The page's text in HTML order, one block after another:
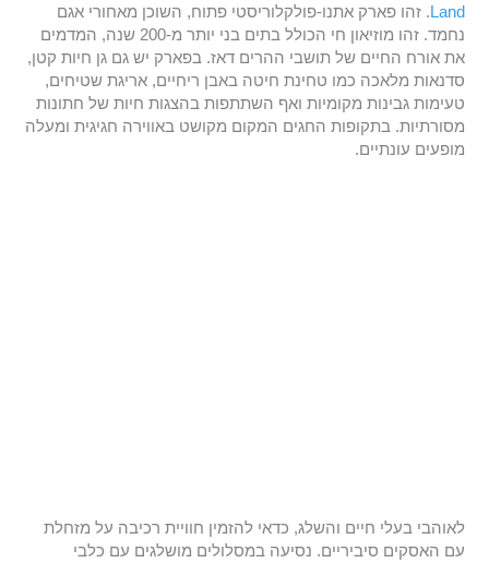
Land . זהו פארק אתנו-פולקלוריסטי פתוח, השוכן מאחורי אגם
נחמד. זהו מוזיאון חי הכולל בתים בני יותר מ-200 שנה, המדמים
את אורח החיים של תושבי ההרים דאז. בפארק יש גם גן חיות קטן,
סדנאות מלאכה כמו טחינת חיטה באבן ריחיים, אריגת שטיחים,
טעימות גבינות מקומיות ואף השתתפות בהצגות חיות של חתונות
מסורתיות. בתקופות החגים המקום מקושט באווירה חגיגית ומעלה
מופעים עונתיים.
לאוהבי בעלי חיים והשלג, כדאי להזמין חוויית רכיבה על מזחלת
עם האסקים סיביריים. נסיעה במסלולים מושלגים עם כלבי